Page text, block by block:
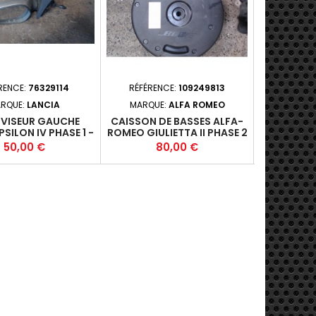
76329114
LANCIA
GAUCHE
IV PHASE 1 -
2006-10 1.3JTD
- 188A9000 - M5
Prix
50,00 €
RÉFÉRENCE: 109249813
MARQUE: ALFA ROMEO
CAISSON DE BASSES ALFA-
ROMEO GIULIETTA II PHASE 2
- 5P 2013-09-2016-12
51836380+
Prix
80,00 €
FEU
COUPE -